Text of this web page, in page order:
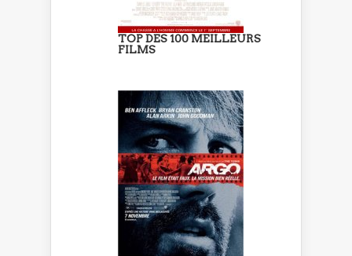
TOP DES 100 MEILLEURS
FILMS